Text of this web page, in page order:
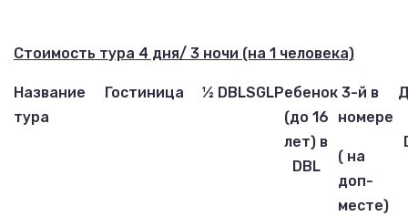
Стоимость тура 4 дня/ 3 ночи (на 1 человека)
Название
тура
Гостиница ½ DBLSGLРебенок
(до 16
лет) в
DBL
3-й в
номере
( на
доп-
месте)